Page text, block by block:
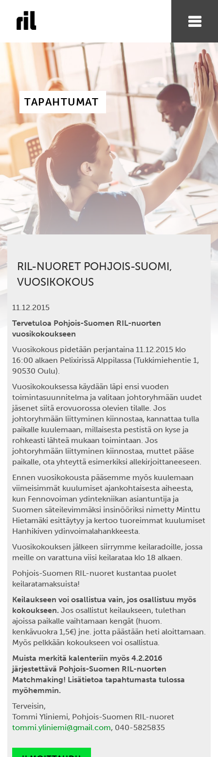
TAPAHTUMAT
RIL-NUORET POHJOIS-SUOMI,
VUOSIKOKOUS
11.12.2015
Tervetuloa Pohjois-Suomen RIL-nuorten
vuosikokoukseen
Vuosikokous pidetään perjantaina 11.12.2015 klo
16:00 alkaen Pelixirissä Alppilassa (Tukkimiehentie 1,
90530 Oulu).
Vuosikokouksessa käydään läpi ensi vuoden
toimintasuunnitelma ja valitaan johtoryhmään uudet
jäsenet siitä erovuorossa olevien tilalle. Jos
johtoryhmään liittyminen kiinnostaa, kannattaa tulla
paikalle kuulemaan, millaisesta pestistä on kyse ja
rohkeasti lähteä mukaan toimintaan. Jos
johtoryhmään liittyminen kiinnostaa, muttet pääse
paikalle, ota yhteyttä esimerkiksi allekirjoittaneeseen.
Ennen vuosikokousta pääsemme myös kuulemaan
viimeisimmät kuulumiset ajankohtaisesta aiheesta,
kun Fennovoiman ydintekniikan asiantuntija ja
Suomen säteilevimmäksi insinööriksi nimetty Minttu
Hietamäki esittäytyy ja kertoo tuoreimmat kuulumiset
Hanhikiven ydinvoimalahankkeesta.
Vuosikokouksen jälkeen siirrymme keilaradoille, jossa
meille on varattuna viisi keilarataa klo 18 alkaen.
Pohjois-Suomen RIL-nuoret kustantaa puolet
keilaratamaksuista!
Keilaukseen voi osallistua vain, jos osallistuu myös
kokoukseen. Jos osallistut keilaukseen, tulethan
ajoissa paikalle vaihtamaan kengät (huom.
kenkävuokra 1,5€) jne. jotta päästään heti aloittamaan.
Myös pelkkään kokoukseen voi osallistua.
Muista merkitä kalenteriin myös 4.2.2016
järjestettävä Pohjois-Suomen RIL-nuorten
Matchmaking! Lisätietoa tapahtumasta tulossa
myöhemmin.
Terveisin,
Tommi Yliniemi, Pohjois-Suomen RIL-nuoret
tommi.yliniemi@gmail.com, 040-5825835